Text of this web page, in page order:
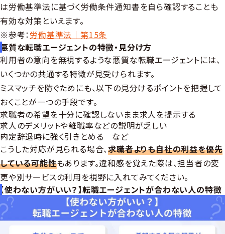
は労働基準法に基づく労働条件通知書を自ら確認することも
有効な対策といえます。
※参考：労働基準法｜第15条
悪質な転職エージェントの特徴・見分け方
利用者の意向を無視するような悪質な転職エージェントには、
いくつかの共通する特徴が見受けられます。
ミスマッチを防ぐためにも、以下の見分けるポイントを把握して
おくことが一つの手段です。
求職者の希望を十分に確認しないまま求人を提示する
求人のデメリットや離職率などの説明が乏しい
内定辞退時に強く引きとめる など
こうした対応が見られる場合、求職者よりも自社の利益を優先
している可能性もあります。違和感を覚えた際は、担当者の変
更や別サービスの利用を視野に入れてみてください。
【使わない方がいい？】転職エージェントが合わない人の特徴